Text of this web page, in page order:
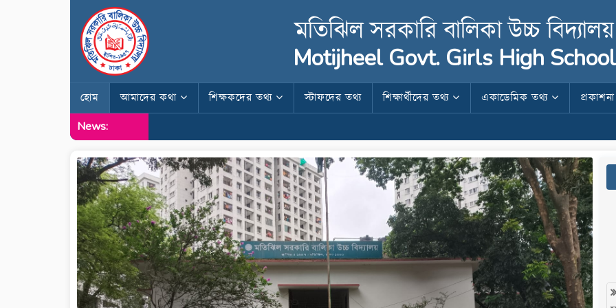
মতিঝিল সরকারি বালিকা উচ্চ বিদ্যালয়
Motijheel Govt. Girls High School
হোম আমাদের কথা শিক্ষকদের তথ্য স্টাফদের তথ্য শিক্ষার্থীদের তথ্য একাডেমিক তথ্য প্রকাশনা
News: